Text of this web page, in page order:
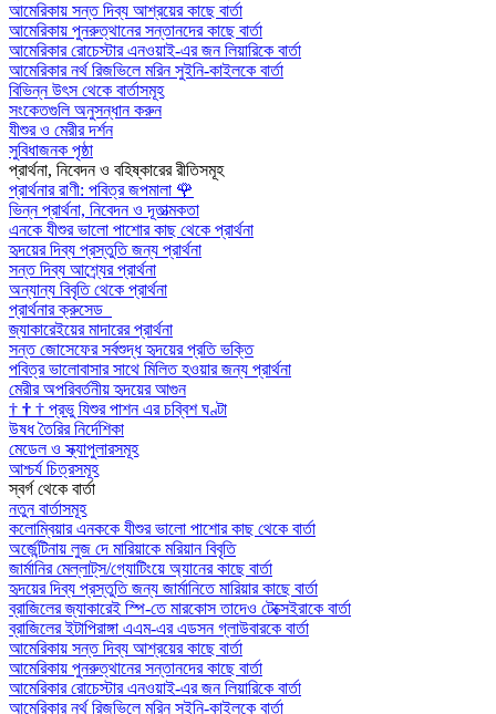
আমেরিকায় সন্ত দিব্য আশ্রয়ের কাছে বার্তা
আমেরিকায় পুনরুত্থানের সন্তানদের কাছে বার্তা
আমেরিকার রোচেস্টার এনওয়াই-এর জন লিয়ারিকে বার্তা
আমেরিকার নর্থ রিজভিলে মরিন সুইনি-কাইলকে বার্তা
বিভিন্ন উৎস থেকে বার্তাসমূহ
সংকেতগুলি অনুসন্ধান করুন
যীশুর ও মেরীর দর্শন
সুবিধাজনক পৃষ্ঠা
প্রার্থনা, নিবেদন ও বহিষ্কারের রীতিসমূহ
প্রার্থনার রাণী: পবিত্র জপমালা 🌹
ভিন্ন প্রার্থনা, নিবেদন ও দূতাত্মকতা
এনকে যীশুর ভালো পাশোর কাছ থেকে প্রার্থনা
হৃদয়ের দিব্য প্রস্তুতি জন্য প্রার্থনা
সন্ত দিব্য আশ্র্যের প্রার্থনা
অন্যান্য বিবৃতি থেকে প্রার্থনা
প্রার্থনার ক্রুসেড
জ্যাকারেইয়ের মাদারের প্রার্থনা
সন্ত জোসেফের সর্বশুদ্ধ হৃদয়ের প্রতি ভক্তি
পবিত্র ভালোবাসার সাথে মিলিত হওয়ার জন্য প্রার্থনা
মেরীর অপরিবর্তনীয় হৃদয়ের আগুন
† † † প্রভু যিশুর পাশন এর চব্বিশ ঘণ্টা
উষধ তৈরির নির্দেশিকা
মেডেল ও স্ক্যাপুলারসমূহ
আশ্চর্য চিত্রসমূহ
স্বর্গ থেকে বার্তা
নতুন বার্তাসমূহ
কলোম্বিয়ার এনককে যীশুর ভালো পাশোর কাছ থেকে বার্তা
অর্জেন্টিনায় লুজ দে মারিয়াকে মরিয়ান বিবৃতি
জার্মানির মেল্লাট্‌স/গ্যোটিংয়ে অ্যানের কাছে বার্তা
হৃদয়ের দিব্য প্রস্তুতি জন্য জার্মানিতে মারিয়ার কাছে বার্তা
ব্রাজিলের জ্যাকারেই স্পি-তে মারকোস তাদেও টেক্সেইরাকে বার্তা
ব্রাজিলের ইটাপিরাঙ্গা এএম-এর এডসন গ্লাউবারকে বার্তা
আমেরিকায় সন্ত দিব্য আশ্রয়ের কাছে বার্তা
আমেরিকায় পুনরুত্থানের সন্তানদের কাছে বার্তা
আমেরিকার রোচেস্টার এনওয়াই-এর জন লিয়ারিকে বার্তা
আমেরিকার নর্থ রিজভিলে মরিন সুইনি-কাইলকে বার্তা